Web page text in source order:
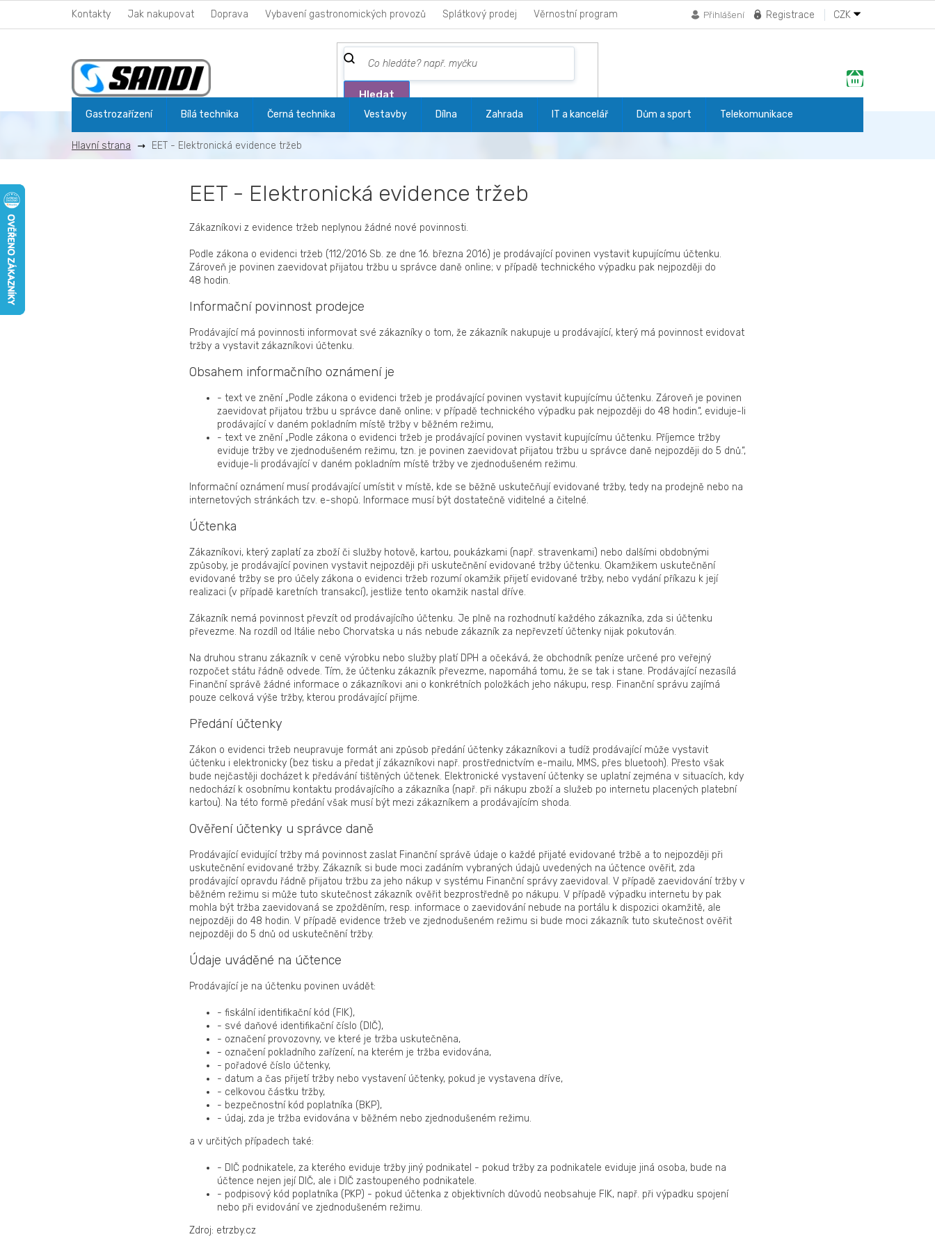
obsah
Kontakty Jak nakupovat Doprava Vybavení gastronomických provozů Splátkový prodej Věrnostní program CZK
Registrace
Přihlášení
Hledat
Nákupní
košík
Gastrozařízení Bílá technika Černá technika Vestavby Dílna Zahrada IT a kancelář Dům a sport Telekomunikace
EET - Elektronická evidence tržeb
EET - Elektronická evidence tržeb
Zákazníkovi z evidence tržeb neplynou žádné nové povinnosti.
Podle zákona o evidenci tržeb (112/2016 Sb. ze dne 16. března 2016) je prodávající povinen vystavit kupujícímu účtenku.
Zároveň je povinen zaevidovat přijatou tržbu u správce daně online; v případě technického výpadku pak nejpozději do
48 hodin.
Informační povinnost prodejce
Prodávající má povinnosti informovat své zákazníky o tom, že zákazník nakupuje u prodávající, který má povinnost evidovat
tržby a vystavit zákazníkovi účtenku.
Obsahem informačního oznámení je
- text ve znění „Podle zákona o evidenci tržeb je prodávající povinen vystavit kupujícímu účtenku. Zároveň je povinen
zaevidovat přijatou tržbu u správce daně online; v případě technického výpadku pak nejpozději do 48 hodin.“, eviduje-li
prodávající v daném pokladním místě tržby v běžném režimu,
- text ve znění „Podle zákona o evidenci tržeb je prodávající povinen vystavit kupujícímu účtenku. Příjemce tržby
eviduje tržby ve zjednodušeném režimu, tzn. je povinen zaevidovat přijatou tržbu u správce daně nejpozději do 5 dnů.“,
eviduje-li prodávající v daném pokladním místě tržby ve zjednodušeném režimu.
Informační oznámení musí prodávající umístit v místě, kde se běžně uskutečňují evidované tržby, tedy na prodejně nebo na
internetových stránkách tzv. e-shopů. Informace musí být dostatečně viditelné a čitelné.
Účtenka
Zákazníkovi, který zaplatí za zboží či služby hotově, kartou, poukázkami (např. stravenkami) nebo dalšími obdobnými
způsoby, je prodávající povinen vystavit nejpozději při uskutečnění evidované tržby účtenku. Okamžikem uskutečnění
evidované tržby se pro účely zákona o evidenci tržeb rozumí okamžik přijetí evidované tržby, nebo vydání příkazu k její
realizaci (v případě karetních transakcí), jestliže tento okamžik nastal dříve.
Zákazník nemá povinnost převzít od prodávajícího účtenku. Je plně na rozhodnutí každého zákazníka, zda si účtenku
převezme. Na rozdíl od Itálie nebo Chorvatska u nás nebude zákazník za nepřevzetí účtenky nijak pokutován.
Na druhou stranu zákazník v ceně výrobku nebo služby platí DPH a očekává, že obchodník peníze určené pro veřejný
rozpočet státu řádně odvede. Tím, že účtenku zákazník převezme, napomáhá tomu, že se tak i stane. Prodávající nezasílá
Finanční správě žádné informace o zákazníkovi ani o konkrétních položkách jeho nákupu, resp. Finanční správu zajímá
pouze celková výše tržby, kterou prodávající přijme.
Předání účtenky
Zákon o evidenci tržeb neupravuje formát ani způsob předání účtenky zákazníkovi a tudíž prodávající může vystavit
účtenku i elektronicky (bez tisku a předat jí zákazníkovi např. prostřednictvím e-mailu, MMS, přes bluetooh). Přesto však
bude nejčastěji docházet k předávání tištěných účtenek. Elektronické vystavení účtenky se uplatní zejména v situacích, kdy
nedochází k osobnímu kontaktu prodávajícího a zákazníka (např. při nákupu zboží a služeb po internetu placených platební
kartou). Na této formě předání však musí být mezi zákazníkem a prodávajícím shoda.
Ověření účtenky u správce daně
Prodávající evidující tržby má povinnost zaslat Finanční správě údaje o každé přijaté evidované tržbě a to nejpozději při
uskutečnění evidované tržby. Zákazník si bude moci zadáním vybraných údajů uvedených na účtence ověřit, zda
prodávající opravdu řádně přijatou tržbu za jeho nákup v systému Finanční správy zaevidoval. V případě zaevidování tržby v
běžném režimu si může tuto skutečnost zákazník ověřit bezprostředně po nákupu. V případě výpadku internetu by pak
mohla být tržba zaevidovaná se zpožděním, resp. informace o zaevidování nebude na portálu k dispozici okamžitě, ale
nejpozději do 48 hodin. V případě evidence tržeb ve zjednodušeném režimu si bude moci zákazník tuto skutečnost ověřit
nejpozději do 5 dnů od uskutečnění tržby.
Údaje uváděné na účtence
Prodávající je na účtenku povinen uvádět:
- fiskální identifikační kód (FIK),
- své daňové identifikační číslo (DIČ),
- označení provozovny, ve které je tržba uskutečněna,
- označení pokladního zařízení, na kterém je tržba evidována,
- pořadové číslo účtenky,
- datum a čas přijetí tržby nebo vystavení účtenky, pokud je vystavena dříve,
- celkovou částku tržby,
- bezpečnostní kód poplatníka (BKP),
- údaj, zda je tržba evidována v běžném nebo zjednodušeném režimu.
a v určitých případech také:
- DIČ podnikatele, za kterého eviduje tržby jiný podnikatel - pokud tržby za podnikatele eviduje jiná osoba, bude na
účtence nejen její DIČ, ale i DIČ zastoupeného podnikatele.
- podpisový kód poplatníka (PKP) - pokud účtenka z objektivních důvodů neobsahuje FIK, např. při výpadku spojení
nebo při evidování ve zjednodušeném režimu.
Zdroj: etrzby.cz